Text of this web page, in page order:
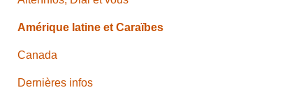
Amérique latine et Caraïbes
Canada
Dernières infos